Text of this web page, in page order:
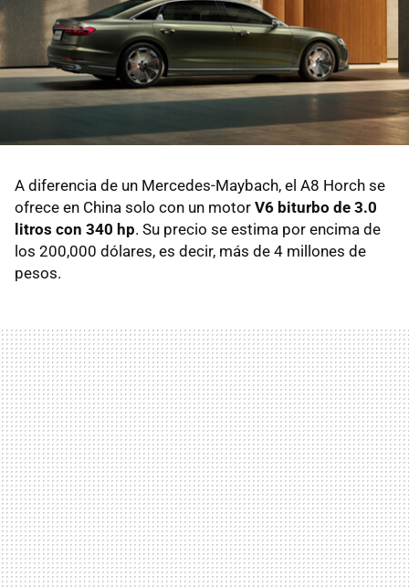
A diferencia de un Mercedes-Maybach, el A8 Horch se
ofrece en China solo con un motor V6 biturbo de 3.0
litros con 340 hp. Su precio se estima por encima de
los 200,000 dólares, es decir, más de 4 millones de
pesos.